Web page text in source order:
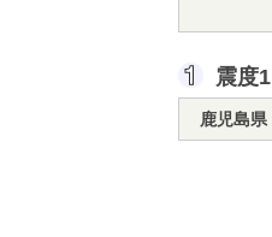
震度1
鹿児島県